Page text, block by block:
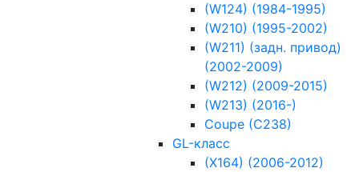
(W124) (1984-1995)
(W210) (1995-2002)
(W211) (задн. привод)
(2002-2009)
(W212) (2009-2015)
(W213) (2016-)
Coupe (C238)
GL-класс
(X164) (2006-2012)